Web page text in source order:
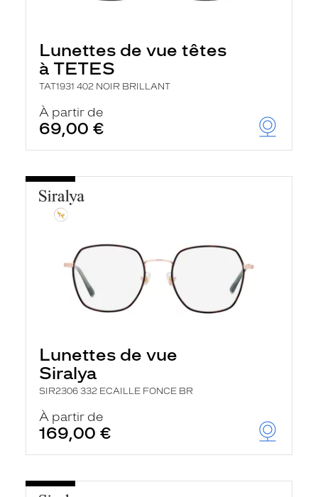
Lunettes de vue têtes
à TETES
TAT1931 402 NOIR BRILLANT
À partir de
69,00 €
Lunettes de vue
Siralya
SIR2306 332 ECAILLE FONCE BR
À partir de
169,00 €